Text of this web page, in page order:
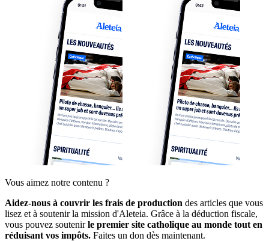
Vous aimez notre contenu ?
Aidez-nous à couvrir les frais de production des articles que vous
lisez et à soutenir la mission d'Aleteia. Grâce à la déduction fiscale,
vous pouvez soutenirle premier site catholique au monde tout en
réduisant vos impôts. Faites un don dès maintenant.